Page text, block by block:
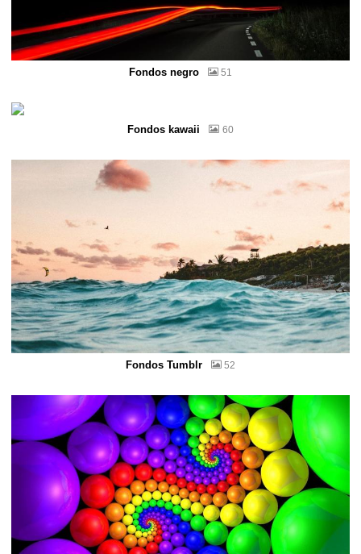
Fondos negro 51
Fondos kawaii 60
Fondos Tumblr 52